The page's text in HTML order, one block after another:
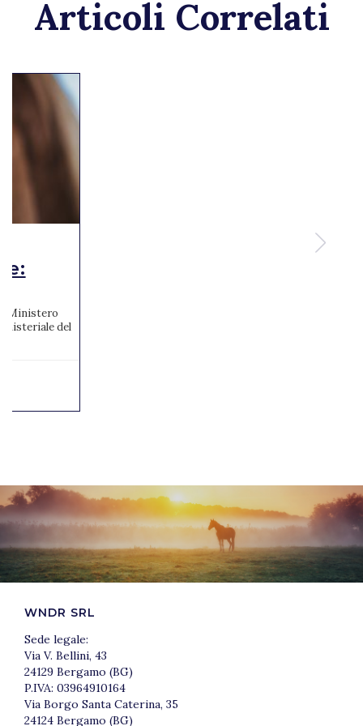
Articoli Correlati
Ministero
del
WNDR SRL
Sede legale:
Via V. Bellini, 43
24129 Bergamo (BG)
P.IVA: 03964910164
Via Borgo Santa Caterina, 35
24124 Bergamo (BG)